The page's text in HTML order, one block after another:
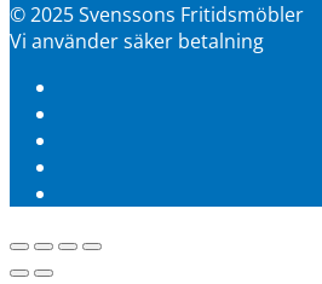
© 2025 Svenssons Fritidsmöbler
Vi använder säker betalning